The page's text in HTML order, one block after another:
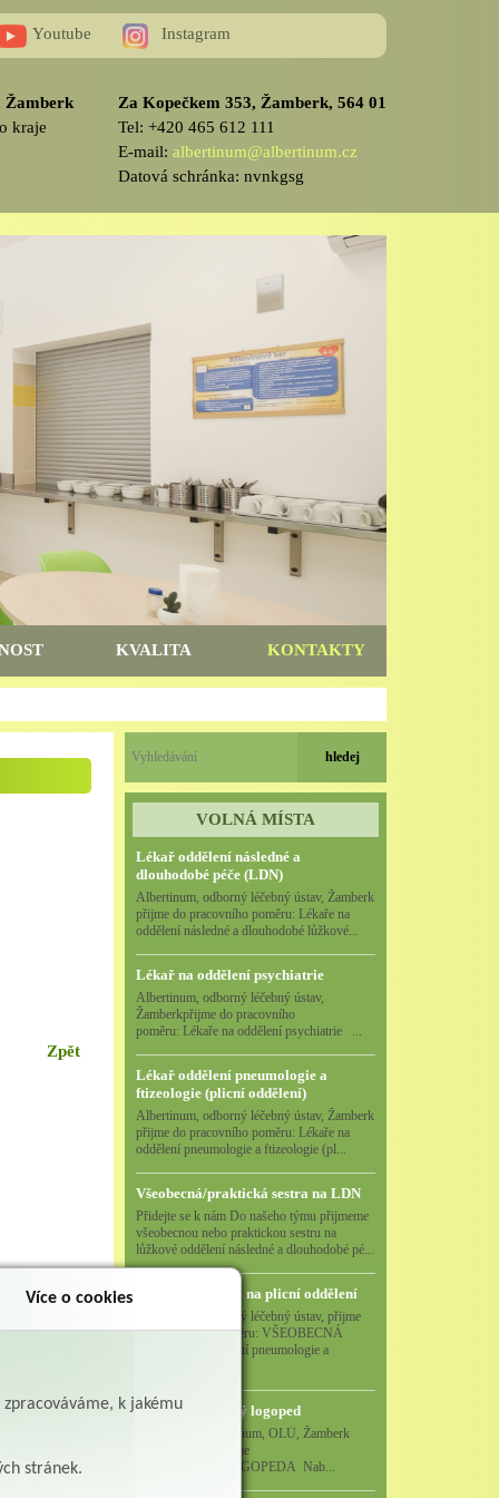
Youtube Instagram
Za Kopečkem 353, Žamberk, 564 01
Tel: +420 465 612 111
E-mail:albertinum@albertinum.cz
Datová schránka: nvnkgsg
Žamberk
kraje
KVALITA KONTAKTY
Zpět
VOLNÁ MÍSTA
Lékař oddělení následné a
dlouhodobé péče (LDN)
Albertinum, odborný léčebný ústav, Žamberk
přijme do pracovního poměru: Lékaře na
oddělení následné a dlouhodobé lůžkové...
Lékař na oddělení psychiatrie
Albertinum, odborný léčebný ústav,
Žamberkpřijme do pracovního
poměru: Lékaře na oddělení psychiatrie ...
Lékař oddělení pneumologie a
ftizeologie (plicní oddělení)
Albertinum, odborný léčebný ústav, Žamberk
přijme do pracovního poměru: Lékaře na
oddělení pneumologie a ftizeologie (pl...
Všeobecná/praktická sestra na LDN
Přidejte se k nám Do našeho týmu přijmeme
všeobecnou nebo praktickou sestru na
lůžkové oddělení následné a dlouhodobé pé...
Všeobecná sestra na plicní oddělení
Albertinum, odborný léčebný ústav, přijme
do pracovního poměru: VŠEOBECNÁ
SESTRA na oddělení pneumologie a
Logoped/klinický logoped
Albertinum, OLÚ, Žamberk
přijme
KLINICKÉHO LOGOPEDA Nab...
Více o cookies
k jakému
stránek.